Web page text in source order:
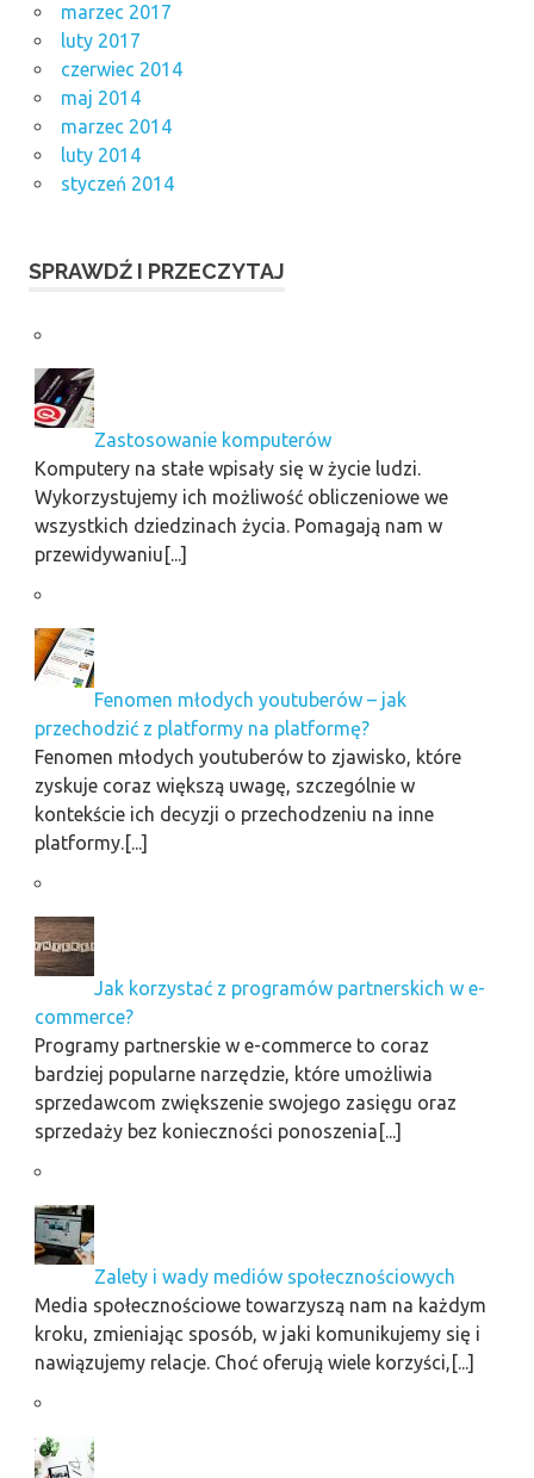
marzec 2017
luty 2017
czerwiec 2014
maj 2014
marzec 2014
luty 2014
styczeń 2014
SPRAWDŹ I PRZECZYTAJ
Zastosowanie komputerów
Komputery na stałe wpisały się w życie ludzi.
Wykorzystujemy ich możliwość obliczeniowe we
wszystkich dziedzinach życia. Pomagają nam w
przewidywaniu[...]
Fenomen młodych youtuberów – jak
przechodzić z platformy na platformę?
Fenomen młodych youtuberów to zjawisko, które
zyskuje coraz większą uwagę, szczególnie w
kontekście ich decyzji o przechodzeniu na inne
platformy.[...]
Jak korzystać z programów partnerskich w e-
commerce?
Programy partnerskie w e-commerce to coraz
bardziej popularne narzędzie, które umożliwia
sprzedawcom zwiększenie swojego zasięgu oraz
sprzedaży bez konieczności ponoszenia[...]
Zalety i wady mediów społecznościowych
Media społecznościowe towarzyszą nam na każdym
kroku, zmieniając sposób, w jaki komunikujemy się i
nawiązujemy relacje. Choć oferują wiele korzyści,[...]